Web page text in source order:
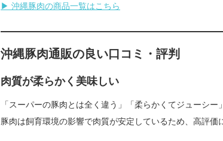
▶ 沖縄豚肉の商品一覧はこちら
沖縄豚肉通販の良い口コミ・評判
肉質が柔らかく美味しい
「スーパーの豚肉とは全く違う」「柔らかくてジューシ
豚肉は飼育環境の影響で肉質が安定しているため、高評価